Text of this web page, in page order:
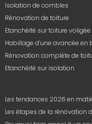
Isolation de combles
Rénovation de toiture
Etanchéité sur toiture voligée
Habillage d’une avancée en
Rénovation complète de
Etanchéité sur isolation
Les tendances 2026 en
Les étapes de la rénovation